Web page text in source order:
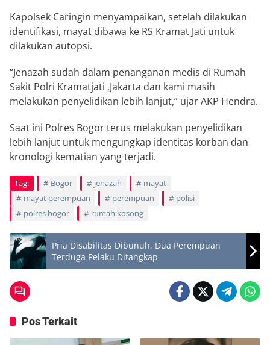
Kapolsek Caringin menyampaikan, setelah dilakukan
identifikasi, mayat dibawa ke RS Kramat Jati untuk
dilakukan autopsi.
“Jenazah sudah dalam penanganan medis di Rumah
Sakit Polri Kramatjati ,Jakarta dan kami masih
melakukan penyelidikan lebih lanjut,” ujar AKP Hendra.
Saat ini Polres Bogor terus melakukan penyelidikan
lebih lanjut untuk mengungkap identitas korban dan
kronologi kematian yang terjadi.
Tag: Bogor jenazah
mayat
mayat perempuan
perempuan
polisi
polres bogor
rumah kosong
Pria Disabilitas Dibunuh, Dua Perempuan
Terduga Pelaku Ditangkap
Pos Terkait